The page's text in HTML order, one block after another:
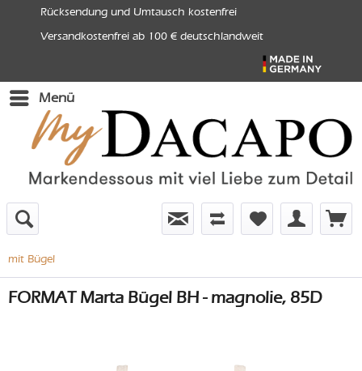
Rücksendung und Umtausch kostenfrei
Versandkostenfrei ab 100 € deutschlandweit
Menü
mit Bügel
FORMAT Marta Bügel BH - magnolie, 85D